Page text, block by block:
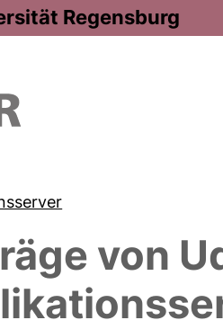
Regensburg
von